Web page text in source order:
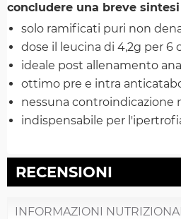
concludere una breve
solo ramificati puri non
dose il leucina di 4,2g per 6
ideale post allenamento
ottimo pre e intra
nessuna controindicazione
indispensabile per
RECENSIONI
INFORMAZIONI